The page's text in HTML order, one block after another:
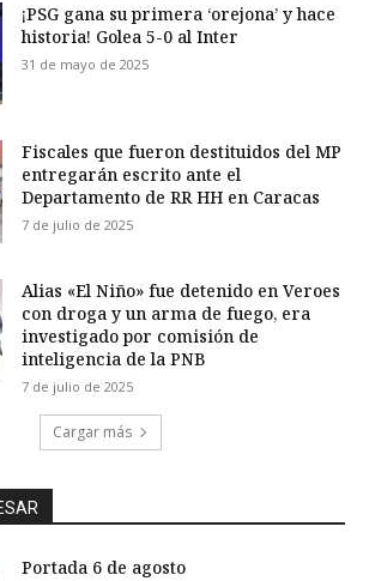
¡PSG gana su primera ‘orejona’ y hace
historia! Golea 5-0 al Inter
31 de mayo de 2025
Fiscales que fueron destituidos del MP
entregarán escrito ante el
Departamento de RR HH en Caracas
7 de julio de 2025
Alias «El Niño» fue detenido en Veroes
con droga y un arma de fuego, era
investigado por comisión de
inteligencia de la PNB
7 de julio de 2025
Cargar más
Portada 6 de agosto